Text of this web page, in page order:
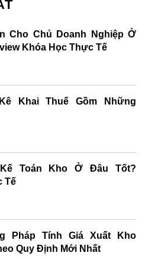
Cho Chủ Doanh Nghiệp Ở
Khóa Học Thực Tế
Khai Thuế Gồm Những
Toán Kho Ở Đâu Tốt?
Tế
Pháp Tính Giá Xuất Kho
Quy Định Mới Nhất